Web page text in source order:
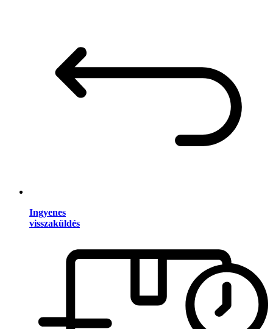
Ingyenes
visszaküldés